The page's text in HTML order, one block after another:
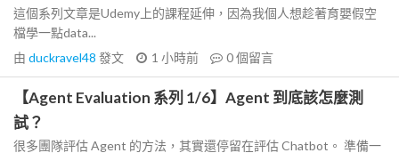
這個系列文章是Udemy上的課程延伸，因為我個人想趁著育嬰假空
檔學一點data...
由 duckravel48 發文 1 小時前 0個留言
【Agent Evaluation 系列 1/6】Agent 到底該怎麼測
試？
很多團隊評估 Agent 的方法，其實還停留在評估 Chatbot。 準備一